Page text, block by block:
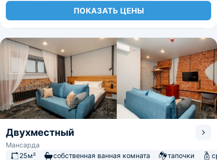
ПОКАЗАТЬ ЦЕНЫ
Двухместный
Мансарда
25м²
собственная ванная комната тапочки